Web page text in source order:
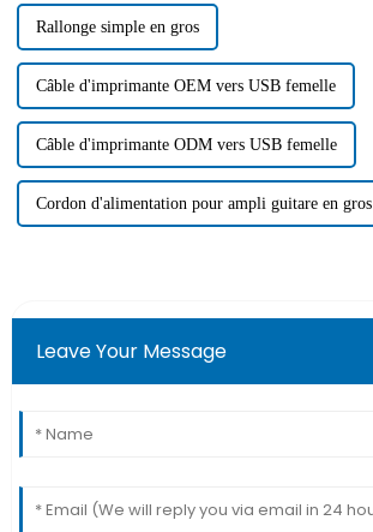
Rallonge simple en gros
Câble d'imprimante OEM vers USB femelle
Câble d'imprimante ODM vers USB femelle
Cordon d'alimentation pour ampli guitare en gros
Leave Your Message